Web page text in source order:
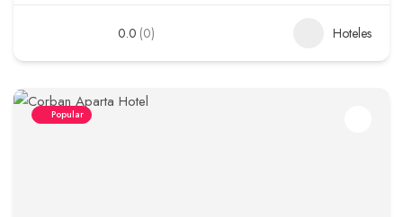
0.0 (0) Hoteles
Popular